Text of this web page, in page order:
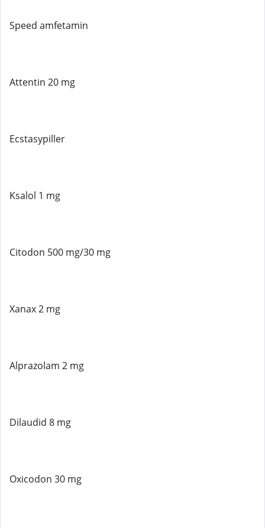
Speed ​​amfetamin
Attentin 20 mg
Ecstasypiller
Ksalol 1 mg
Citodon 500 mg/30 mg
Xanax 2 mg
Alprazolam 2 mg
Dilaudid 8 mg
Oxicodon 30 mg